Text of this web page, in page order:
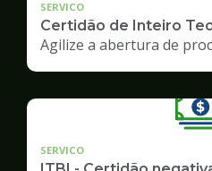
SERVICO
Certidão de Inteiro
Agilize a abertura de
SERVICO